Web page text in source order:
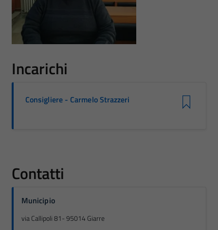
Incarichi
Consigliere - Carmelo Strazzeri
Contatti
Municipio
via Callipoli 81- 95014 Giarre